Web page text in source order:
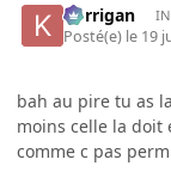
korrigan
Posté(e) le 19
bah au pire tu as
moins celle la doit
comme c pas